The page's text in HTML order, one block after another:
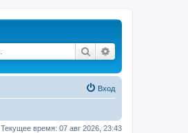
Поиск
Вход
Текущее время: 07 авг 2026, 23:43